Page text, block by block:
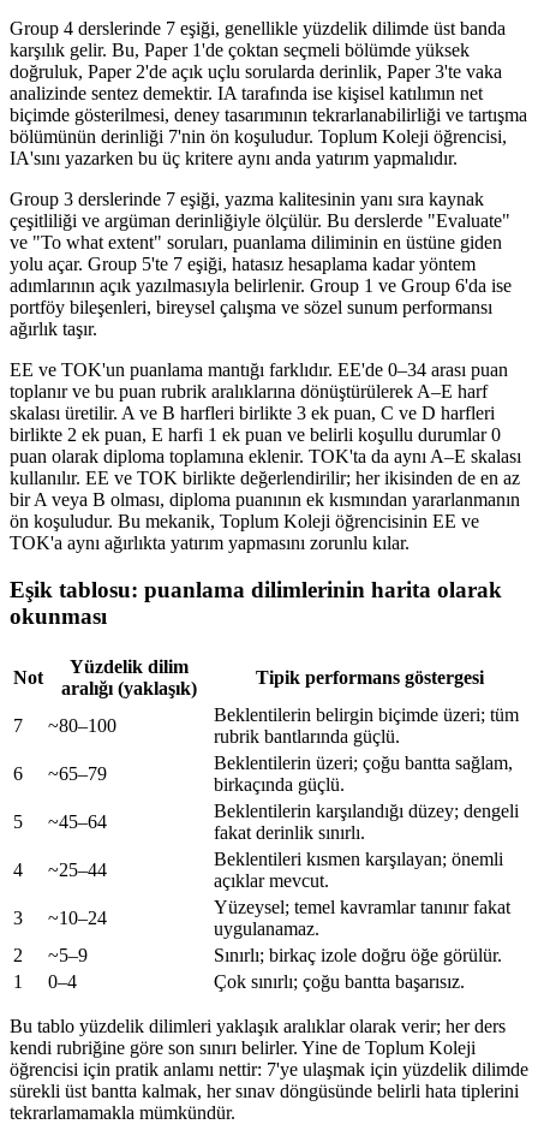
Group 4 derslerinde 7 eşiği, genellikle yüzdelik dilimde üst banda
karşılık gelir. Bu, Paper 1'de çoktan seçmeli bölümde yüksek
doğruluk, Paper 2'de açık uçlu sorularda derinlik, Paper 3'te vaka
analizinde sentez demektir. IA tarafında ise kişisel katılımın net
biçimde gösterilmesi, deney tasarımının tekrarlanabilirliği ve tartışma
bölümünün derinliği 7'nin ön koşuludur. Toplum Koleji öğrencisi,
IA'sını yazarken bu üç kritere aynı anda yatırım yapmalıdır.
Group 3 derslerinde 7 eşiği, yazma kalitesinin yanı sıra kaynak
çeşitliliği ve argüman derinliğiyle ölçülür. Bu derslerde "Evaluate"
ve "To what extent" soruları, puanlama diliminin en üstüne giden
yolu açar. Group 5'te 7 eşiği, hatasız hesaplama kadar yöntem
adımlarının açık yazılmasıyla belirlenir. Group 1 ve Group 6'da ise
portföy bileşenleri, bireysel çalışma ve sözel sunum performansı
ağırlık taşır.
EE ve TOK'un puanlama mantığı farklıdır. EE'de 0–34 arası puan
toplanır ve bu puan rubrik aralıklarına dönüştürülerek A–E harf
skalası üretilir. A ve B harfleri birlikte 3 ek puan, C ve D harfleri
birlikte 2 ek puan, E harfi 1 ek puan ve belirli koşullu durumlar 0
puan olarak diploma toplamına eklenir. TOK'ta da aynı A–E skalası
kullanılır. EE ve TOK birlikte değerlendirilir; her ikisinden de en az
bir A veya B olması, diploma puanının ek kısmından yararlanmanın
ön koşuludur. Bu mekanik, Toplum Koleji öğrencisinin EE ve
TOK'a aynı ağırlıkta yatırım yapmasını zorunlu kılar.
Eşik tablosu: puanlama dilimlerinin harita olarak
okunması
Not
Yüzdelik dilim
aralığı (yaklaşık)
Tipik performans göstergesi
7 ~80–100
Beklentilerin belirgin biçimde üzeri; tüm
rubrik bantlarında güçlü.
6
~65–79
Beklentilerin üzeri; çoğu bantta sağlam,
birkaçında güçlü.
5
~45–64
Beklentilerin karşılandığı düzey; dengeli
fakat derinlik sınırlı.
4
~25–44
Beklentileri kısmen karşılayan; önemli
açıklar mevcut.
3
~10–24
Yüzeysel; temel kavramlar tanınır fakat
uygulanamaz.
2
~5–9
Sınırlı; birkaç izole doğru öğe görülür.
1
0–4 Çok sınırlı; çoğu bantta başarısız.
Bu tablo yüzdelik dilimleri yaklaşık aralıklar olarak verir; her ders
kendi rubriğine göre son sınırı belirler. Yine de Toplum Koleji
öğrencisi için pratik anlamı nettir: 7'ye ulaşmak için yüzdelik dilimde
sürekli üst bantta kalmak, her sınav döngüsünde belirli hata tiplerini
tekrarlamamakla mümkündür.